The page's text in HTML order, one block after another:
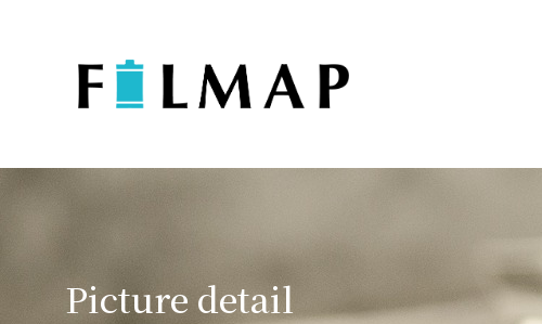
Picture detail